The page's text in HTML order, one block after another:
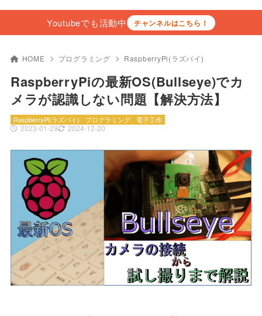
Youtubeでも活動中 チャンネルはこちら！
HOME プログラミング RaspberryPi(ラズパイ)
RaspberryPiの最新OS(Bullseye)でカ
メラが認識しない問題【解決方法】
2023-01-29 2024-12-20
RaspberryPi(ラズパイ) プログラミング 電子工作